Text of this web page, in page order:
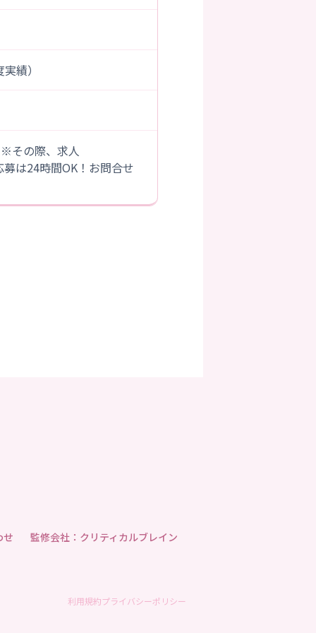
績）
その際、求人
は24時間OK！お問合せ
せ 監修会社：クリティカルブレイン
利用規約プライバシーポリシー